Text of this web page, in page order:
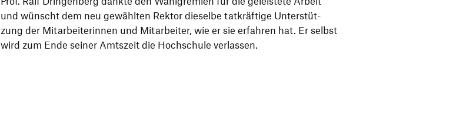
und wünscht dem neu gewählten Rektor dieselbe tatkräf­tige Unter­stüt­
zung der Mitar­bei­te­rinnen und Mitar­beiter, wie er sie erfahren hat. Er selbst
wird zum Ende seiner Amts­zeit die Hoch­schule verlassen.